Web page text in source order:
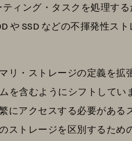
ィング・タスクを処理す
や SSD などの不揮発性ス
リ・ストレージの定義を拡
を含むようにシフトしてい
にアクセスする必要がある
ストレージを区別するため